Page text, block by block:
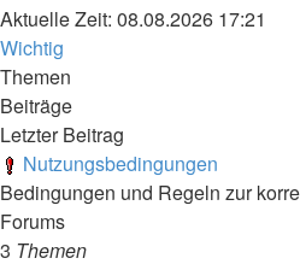
Aktuelle Zeit: 08.08.2026 17:21
Wichtig
Themen
Beiträge
Letzter Beitrag
Nutzungsbedingungen
Bedingungen und Regeln zur
Forums
3 Themen